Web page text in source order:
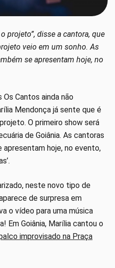
projeto”, disse a cantora, que
veio em um sonho. As
se apresentam hoje, no
Cantos ainda não
Mendonça já sente que é
O primeiro show será
de Goiânia. As cantoras
apresentam hoje, no evento,
neste novo tipo de
de surpresa em
o vídeo para uma música
Em Goiânia, Marília cantou o
improvisado na Praça